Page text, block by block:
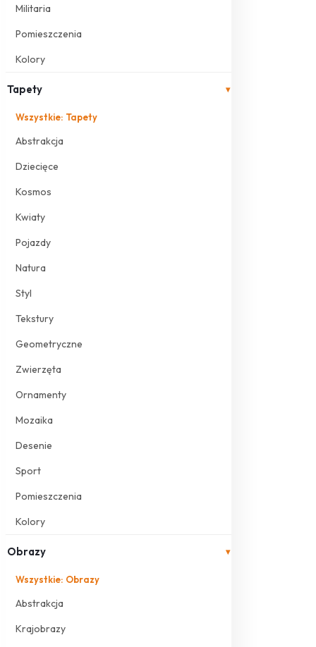
Militaria
Pomieszczenia
Kolory
Tapety ▾
Wszystkie: Tapety
Abstrakcja
Dziecięce
Kosmos
Kwiaty
Pojazdy
Natura
Styl
Tekstury
Geometryczne
Zwierzęta
Ornamenty
Mozaika
Desenie
Sport
Pomieszczenia
Kolory
Obrazy ▾
Wszystkie: Obrazy
Abstrakcja
Krajobrazy